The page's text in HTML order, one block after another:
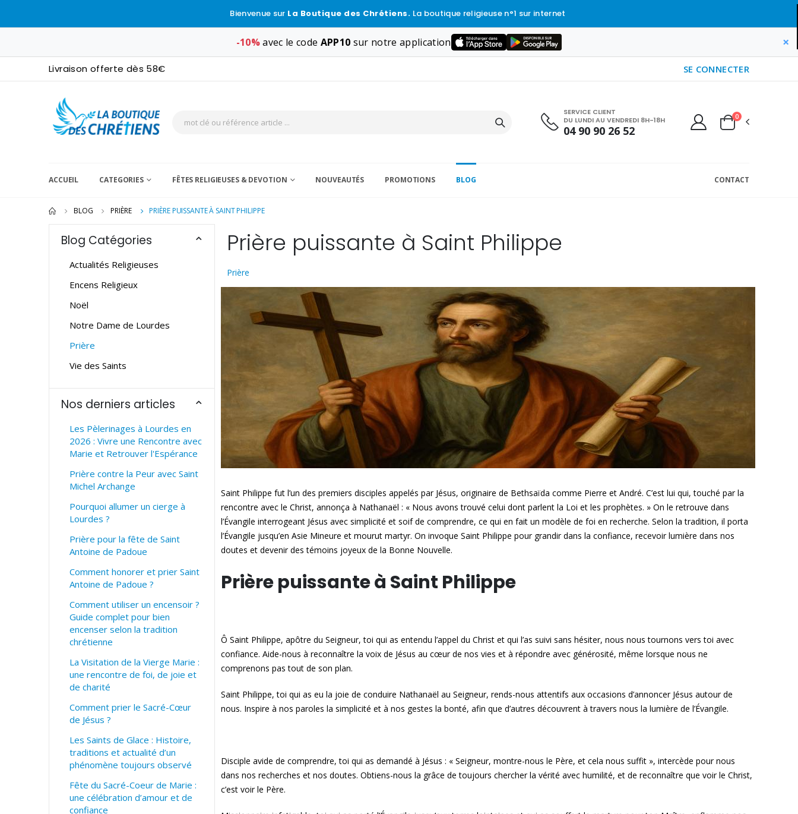
Bienvenue sur La Boutique des Chrétiens. La boutique religieuse n°1 sur internet
-10%avec le code APP10 sur notre application ×
Livraison offerte dès 58€ SE CONNECTER
SERVICE CLIENT
DU LUNDI AU VENDREDI 8H-18H
04 90 90 26 52
0
ACCUEIL CATEGORIES FÊTES RELIGIEUSES & DEVOTION NOUVEAUTÉS PROMOTIONS BLOG CONTACT
BLOG PRIÈRE PRIÈRE PUISSANTE À SAINT PHILIPPE
Prière puissante à Saint Philippe
Prière
Saint Philippe fut l’un des premiers disciples appelés par Jésus, originaire de Bethsaïda comme Pierre et André. C’est lui qui, touché par la
rencontre avec le Christ, annonça à Nathanaël : « Nous avons trouvé celui dont parlent la Loi et les prophètes. » On le retrouve dans
l’Évangile interrogeant Jésus avec simplicité et soif de comprendre, ce qui en fait un modèle de foi en recherche. Selon la tradition, il porta
l’Évangile jusqu’en Asie Mineure et mourut martyr. On invoque Saint Philippe pour grandir dans la confiance, recevoir lumière dans nos
doutes et devenir des témoins joyeux de la Bonne Nouvelle.
Prière puissante à Saint Philippe
Ô Saint Philippe, apôtre du Seigneur, toi qui as entendu l’appel du Christ et qui l’as suivi sans hésiter, nous nous tournons vers toi avec
confiance. Aide-nous à reconnaître la voix de Jésus au cœur de nos vies et à répondre avec générosité, même lorsque nous ne
comprenons pas tout de son plan.
Saint Philippe, toi qui as eu la joie de conduire Nathanaël au Seigneur, rends-nous attentifs aux occasions d’annoncer Jésus autour de
nous. Inspire à nos paroles la simplicité et à nos gestes la bonté, afin que d’autres découvrent à travers nous la lumière de l’Évangile.
Disciple avide de comprendre, toi qui as demandé à Jésus : « Seigneur, montre-nous le Père, et cela nous suffit », intercède pour nous
dans nos recherches et nos doutes. Obtiens-nous la grâce de toujours chercher la vérité avec humilité, et de reconnaître que voir le Christ,
c’est voir le Père.
Blog Catégories
Actualités Religieuses
Encens Religieux
Noël
Notre Dame de Lourdes
Prière
Vie des Saints
Nos derniers articles
Les Pèlerinages à Lourdes en
2026 : Vivre une Rencontre avec
Marie et Retrouver l'Espérance
Prière contre la Peur avec Saint
Michel Archange
Pourquoi allumer un cierge à
Lourdes ?
Prière pour la fête de Saint
Antoine de Padoue
Comment honorer et prier Saint
Antoine de Padoue ?
Comment utiliser un encensoir ?
Guide complet pour bien
encenser selon la tradition
chrétienne
La Visitation de la Vierge Marie :
une rencontre de foi, de joie et
de charité
Comment prier le Sacré-Cœur
de Jésus ?
Les Saints de Glace : Histoire,
traditions et actualité d’un
phénomène toujours observé
Fête du Sacré-Coeur de Marie :
une célébration d’amour et de
confiance